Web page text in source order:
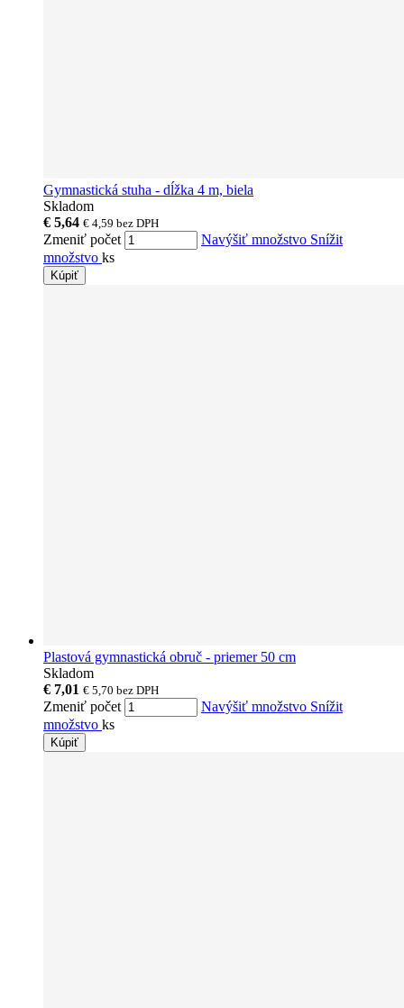
Gymnastická stuha - dĺžka 4 m, biela
Skladom
€ 5,64 € 4,59 bez DPH
Zmeniť počet Navýšiť množstvo Snížit
množstvo ks
Kúpiť
Plastová gymnastická obruč - priemer 50 cm
Skladom
€ 7,01 € 5,70 bez DPH
Zmeniť počet Navýšiť množstvo Snížit
množstvo ks
Kúpiť